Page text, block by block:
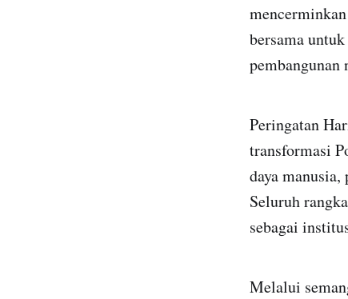
bersama
pembangunan
Peringatan
transformasi
daya
Seluruh
sebagai
Melalui